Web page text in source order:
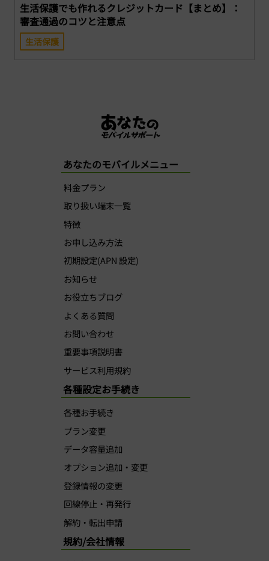
生活保護でも作れるクレジットカード【まとめ】：
審査通過のコツと注意点
生活保護
あなたのモバイルメニュー
料金プラン
取り扱い端末一覧
特徴
お申し込み方法
初期設定(APN 設定)
お知らせ
お役立ちブログ
よくある質問
お問い合わせ
重要事項説明書
サービス利用規約
各種設定お手続き
各種お手続き
プラン変更
データ容量追加
オプション追加・変更
登録情報の変更
回線停止・再発行
解約・転出申請
規約/会社情報